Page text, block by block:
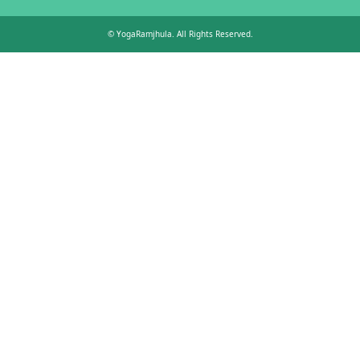
© YogaRamjhula . All Rights Reserved.